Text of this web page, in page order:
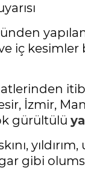
iç
İzmir,
gürültülü
gibi